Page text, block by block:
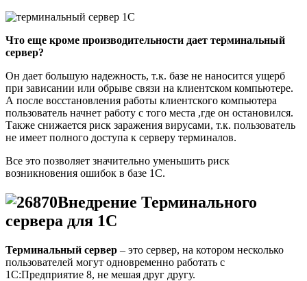
Что еще кроме производительности дает терминальный
сервер?
Он дает большую надежность, т.к. базе не наносится ущерб
при зависании или обрыве связи на клиентском компьютере.
А после восстановления работы клиентского компьютера
пользователь начнет работу с того места ,где он остановился.
Также снижается риск заражения вирусами, т.к. пользователь
не имеет полного доступа к серверу терминалов.
Все это позволяет значительно уменьшить риск
возникновения ошибок в базе 1С.
Внедрение Терминального
сервера для 1С
Терминальный сервер – это сервер, на котором несколько
пользователей могут одновременно работать с
1С:Предприятие 8, не мешая друг другу.